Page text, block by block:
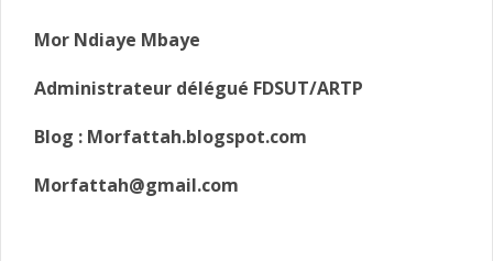
Mor Ndiaye Mbaye
Administrateur délégué FDSUT/ARTP
Blog : Morfattah.blogspot.com
Morfattah@gmail.com